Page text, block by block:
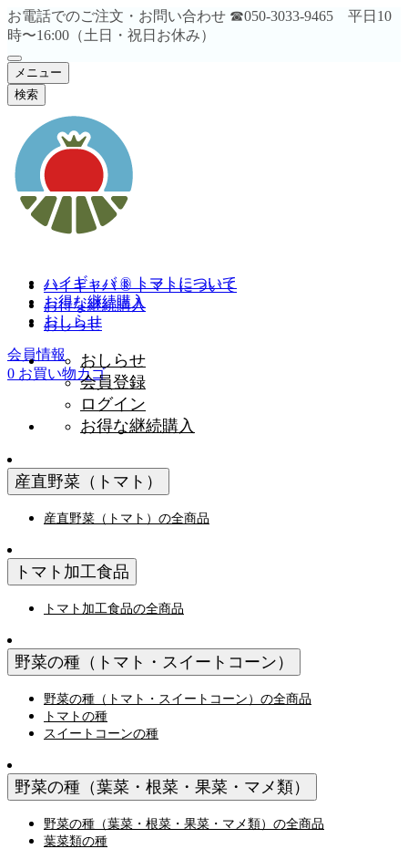
お電話でのご注文・お問い合わせ ☎︎050-3033-9465 平日10
時〜16:00（土日・祝日お休み）
メニュー
検索
ハイギャバ ® トマトについて
お得な継続購入
おしらせ
会員情報
0 お買い物カゴ
ハイギャバ ® トマトについて
お得な継続購入
おしらせ
おしらせ
会員登録
ログイン
お得な継続購入
産直野菜（トマト）
産直野菜（トマト）の全商品
トマト加工食品
トマト加工食品の全商品
野菜の種（トマト・スイートコーン）
野菜の種（トマト・スイートコーン）の全商品
トマトの種
スイートコーンの種
野菜の種（葉菜・根菜・果菜・マメ類）
野菜の種（葉菜・根菜・果菜・マメ類）の全商品
葉菜類の種